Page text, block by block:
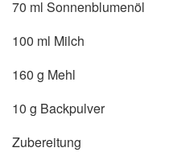
70 ml Sonnenblumenöl
100 ml Milch
160 g Mehl
10 g Backpulver
Zubereitung